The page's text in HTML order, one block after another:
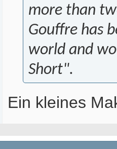
more than
Gouffre has
world and
Short".
Ein kleines